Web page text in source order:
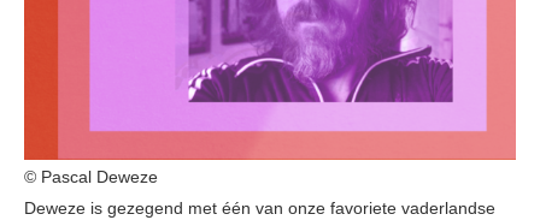
© Pascal Deweze
Deweze is gezegend met één van onze favoriete vaderlandse